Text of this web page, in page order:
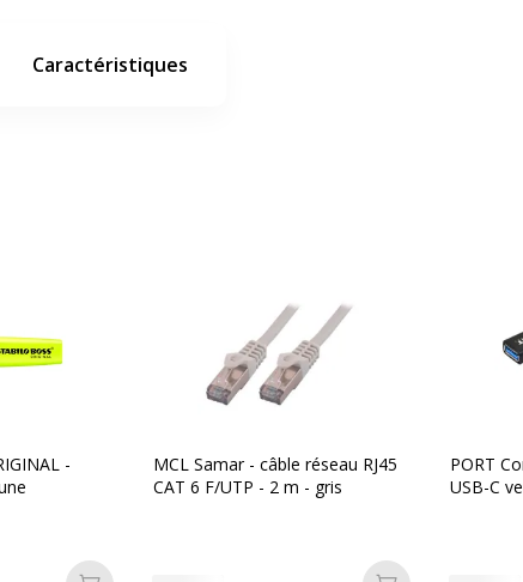
Caractéristiques
-
MCL Samar - câble réseau RJ45
CAT 6 F/UTP - 2 m - gris
PORT
USB-C